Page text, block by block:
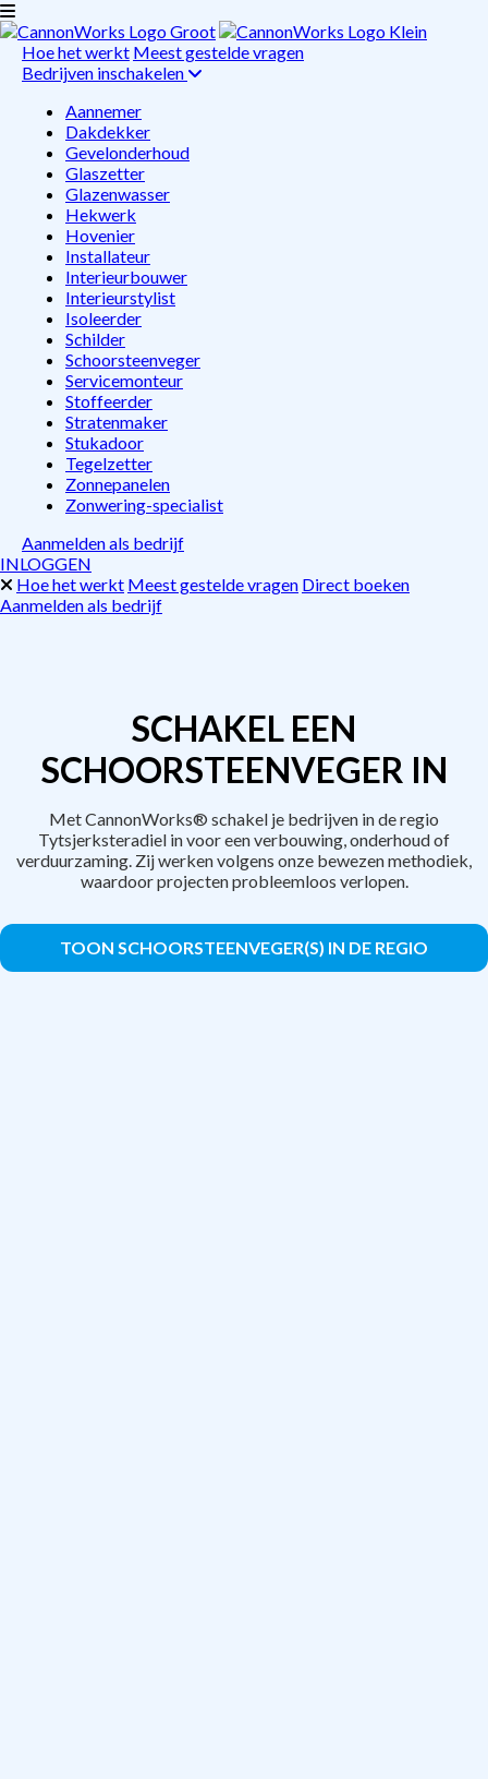
Hoe het werkt Meest gestelde vragen
Bedrijven inschakelen
Aannemer
Dakdekker
Gevelonderhoud
Glaszetter
Glazenwasser
Hekwerk
Hovenier
Installateur
Interieurbouwer
Interieurstylist
Isoleerder
Schilder
Schoorsteenveger
Servicemonteur
Stoffeerder
Stratenmaker
Stukadoor
Tegelzetter
Zonnepanelen
Zonwering-specialist
Aanmelden als bedrijf
INLOGGEN
Hoe het werkt Meest gestelde vragen Direct boeken
Aanmelden als bedrijf
SCHAKEL EEN
SCHOORSTEENVEGER IN
Met CannonWorks® schakel je bedrijven in de regio
Tytsjerksteradiel in voor een verbouwing, onderhoud of
verduurzaming. Zij werken volgens onze bewezen methodiek,
waardoor projecten probleemloos verlopen.
TOON SCHOORSTEENVEGER(S) IN DE REGIO